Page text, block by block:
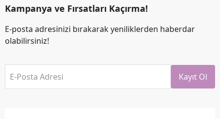
Kampanya ve Fırsatları Kaçırma!
E-posta adresinizi bırakarak yeniliklerden haberdar
olabilirsiniz!
E-Posta Adresi Kayıt Ol